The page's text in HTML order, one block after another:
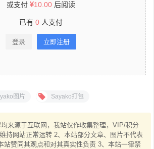
或支付 10.00 后阅读
已有 0 人支付
登录 立即注册
图片 Sayako打包
来源于互联网，我站仅作收集整理，VIP/积分
持网站正常运转 2、本站部分文章、图片不代表
站赞同其观点和对其真实性负责 3、本站一律禁